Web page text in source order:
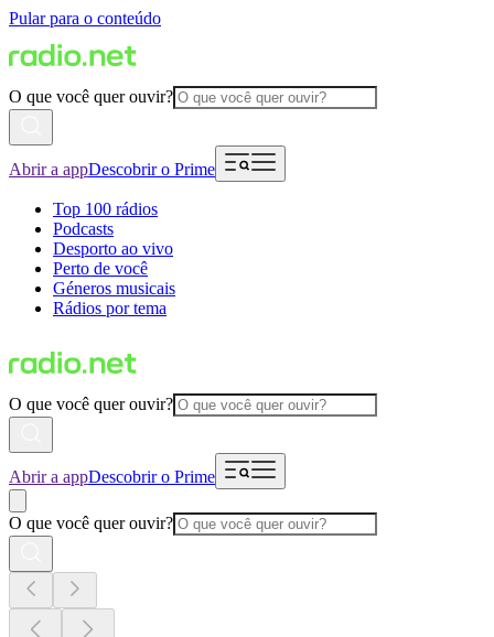
Pular para o conteúdo
O que você quer ouvir?
Abrir a appDescobrir o Prime
Top 100 rádios
Podcasts
Desporto ao vivo
Perto de você
Géneros musicais
Rádios por tema
O que você quer ouvir?
Abrir a appDescobrir o Prime
O que você quer ouvir?